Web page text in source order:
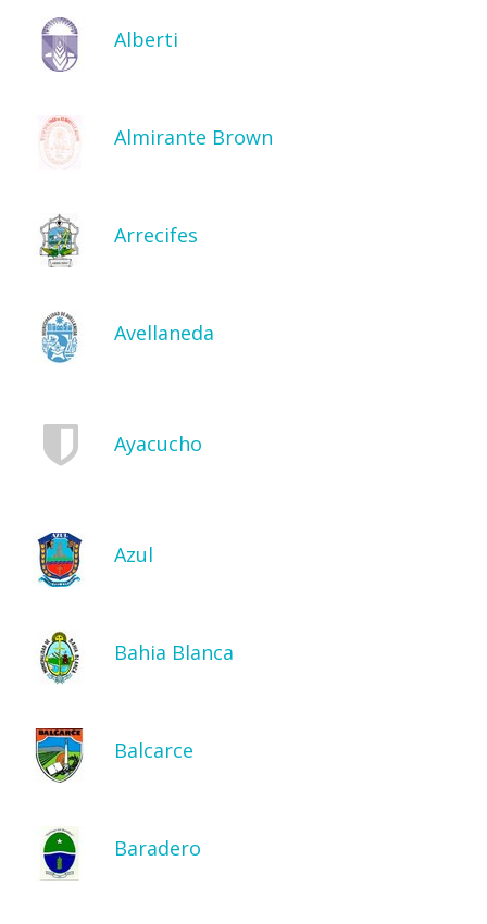
Alberti
Almirante Brown
Arrecifes
Avellaneda
Ayacucho
Azul
Bahia Blanca
Balcarce
Baradero